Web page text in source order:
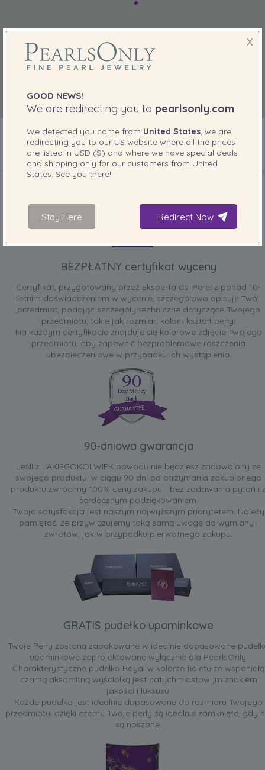
DOŁĄCZONE DO TWOJEGO PRODUKTU
BEZPŁATNY certyfikat wyceny
Certyfikat, przygotowany przez Eksperta ds. Pereł z ponad 10-
letnim doświadczeniem w wycenie, szczegółowo opisuje Twój
przedmiot, podając szczegóły techniczne dotyczące Twojego
przedmiotu, takie jak rozmiar, kolor i kształt perły.
Na każdym certyfikacie znajduje się kolorowe zdjęcie Twojego
przedmiotu, aby zapewnić bezproblemowe roszczenia
ubezpieczeniowe w przypadku ich wystąpienia.
90-dniowa gwarancja
Jeśli z JAKIEGOKOLWIEK powodu nie będziesz zadowolony ze
swojego produktu, w ciągu 90 dni od otrzymania zakupionego
produktu zwrócimy 100% ceny zakupu... bez zadawania pytań i
serdecznym podziękowaniem.
Twoja satysfakcja jest naszym najwyższym priorytetem. Należy
pamiętać, że przywiązujemy taką samą uwagę do wymiany i
zwrotów, jak w przypadku pierwotnego zakupu.
GRATIS pudełko upominkowe
Twoje Perły zostaną zapakowane w idealnie dopasowane
upominkowe zaprojektowane wyłącznie dla PearlsOnly.
Charakterystyczne pudełko Royal w kolorze fioletu ze wspaniałą
czarną aksamitną wyściółką jest natychmiastowym znakiem
jakości i luksusu.
Każde pudełko jest idealnie dopasowane do rozmiaru Twojego
przedmiotu, dzięki czemu Twoje perły są idealnie zamknięte, gdy
są noszone.
X
GOOD NEWS!
We are redirecting you to pearlsonly.com
We detected you come from United States , we are
redirecting you to our US website where all the prices
are listed in USD ($) and where we have special deals
and shipping only for our customers from United
States . See you there!
Stay Here Redirect Now